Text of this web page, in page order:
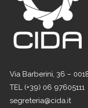
Via Barberini, 36 –
TEL (+39) 06 97605111
segreteria@cida.it